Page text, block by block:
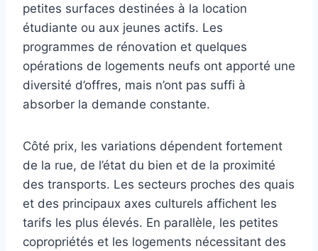
petites surfaces destinées à la location
étudiante ou aux jeunes actifs. Les
programmes de rénovation et quelques
opérations de logements neufs ont apporté une
diversité d’offres, mais n’ont pas suffi à
absorber la demande constante.
Côté prix, les variations dépendent fortement
de la rue, de l’état du bien et de la proximité
des transports. Les secteurs proches des quais
et des principaux axes culturels affichent les
tarifs les plus élevés. En parallèle, les petites
copropriétés et les logements nécessitant des